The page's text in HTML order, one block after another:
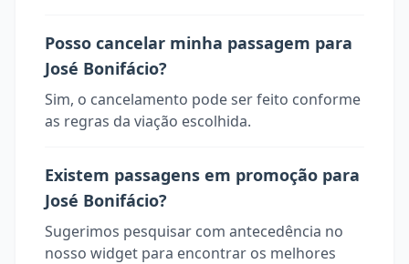
Posso cancelar minha passagem para
José Bonifácio?
Sim, o cancelamento pode ser feito conforme
as regras da viação escolhida.
Existem passagens em promoção para
José Bonifácio?
Sugerimos pesquisar com antecedência no
nosso widget para encontrar os melhores